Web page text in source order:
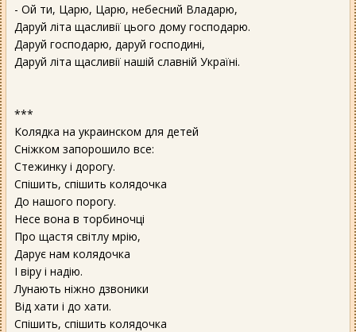
- Ой ти, Царю, Царю, небесний Владарю,
Даруй літа щасливії цього дому господарю.
Даруй господарю, даруй господині,
Даруй літа щасливії нашій славній Україні.
***
Колядка на украинском для детей
Сніжком запорошило все:
Стежинку і дорогу.
Спішить, спішить колядочка
До нашого порогу.
Несе вона в торбиночці
Про щастя світлу мрію,
Дарує нам колядочка
І віру і надію.
Лунають ніжно дзвоники
Від хати і до хати.
Спішить, спішить колядочка